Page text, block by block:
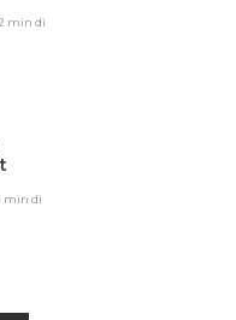
2 min di
min di